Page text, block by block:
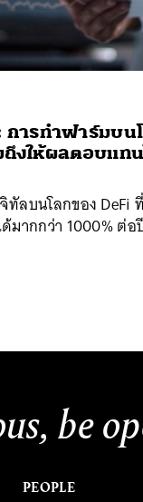
ารทำฟาร์มบน
ถึงให้ผลตอบแท
ลบนโลกของ DeFi ที่
มากกว่า 1000% ต่อ
be
PEOPLE